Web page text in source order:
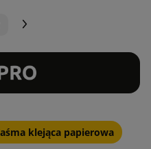
klejąca papierowa